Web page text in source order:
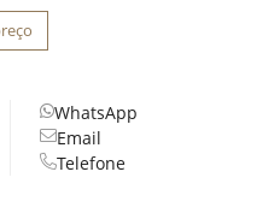
WhatsApp
Email
Telefone